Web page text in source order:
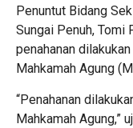
Penuntut Bidang
Sungai Penuh, Tomi
penahanan
Mahkamah Agung
“Penahanan
Mahkamah Agung,”